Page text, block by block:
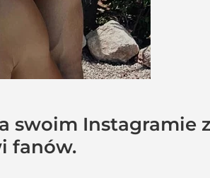
Instagramie
fanów.